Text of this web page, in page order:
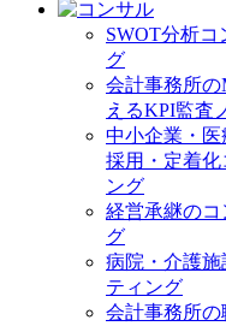
SWOT分析コ
グ
会計事務所
えるKPI監査
中小企業・
採用・定着化
ング
経営承継の
グ
病院・介護
ティング
会計事務所の